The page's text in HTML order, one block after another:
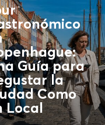
Guía para
la
Como
Local